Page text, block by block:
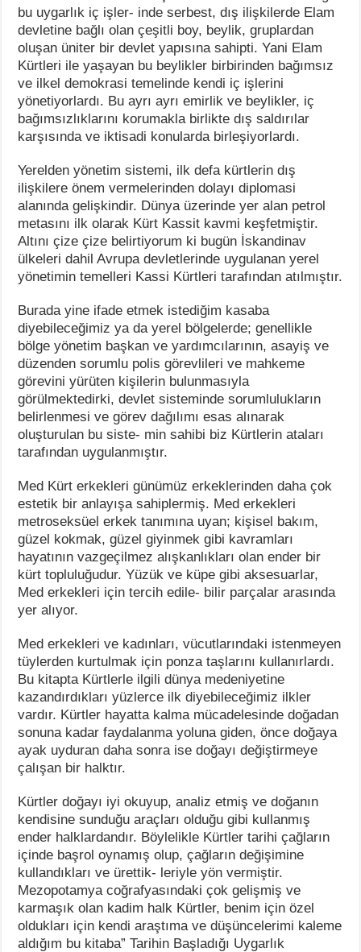
bu uygarlık iç işler- inde serbest, dış ilişkilerde Elam
devletine bağlı olan çeşitli boy, beylik, gruplardan
oluşan üniter bir devlet yapısına sahipti. Yani Elam
Kürtleri ile yaşayan bu beylikler birbirinden bağımsız
ve ilkel demokrasi temelinde kendi iç işlerini
yönetiyorlardı. Bu ayrı ayrı emirlik ve beylikler, iç
bağımsızlıklarını korumakla birlikte dış saldırılar
karşısında ve iktisadi konularda birleşiyorlardı.
Yerelden yönetim sistemi, ilk defa kürtlerin dış
ilişkilere önem vermelerinden dolayı diplomasi
alanında gelişkindir. Dünya üzerinde yer alan petrol
metasını ilk olarak Kürt Kassit kavmi keşfetmiştir.
Altını çize çize belirtiyorum ki bugün İskandinav
ülkeleri dahil Avrupa devletlerinde uygulanan yerel
yönetimin temelleri Kassi Kürtleri tarafından atılmıştır.
Burada yine ifade etmek istediğim kasaba
diyebileceğimiz ya da yerel bölgelerde; genellikle
bölge yönetim başkan ve yardımcılarının, asayiş ve
düzenden sorumlu polis görevlileri ve mahkeme
görevini yürüten kişilerin bulunmasıyla
görülmektedirki, devlet sisteminde sorumlulukların
belirlenmesi ve görev dağılımı esas alınarak
oluşturulan bu siste- min sahibi biz Kürtlerin ataları
tarafından uygulanmıştır.
Med Kürt erkekleri günümüz erkeklerinden daha çok
estetik bir anlayışa sahiplermiş. Med erkekleri
metroseksüel erkek tanımına uyan; kişisel bakım,
güzel kokmak, güzel giyinmek gibi kavramları
hayatının vazgeçilmez alışkanlıkları olan ender bir
kürt topluluğudur. Yüzük ve küpe gibi aksesuarlar,
Med erkekleri için tercih edile- bilir parçalar arasında
yer alıyor.
Med erkekleri ve kadınları, vücutlarındaki istenmeyen
tüylerden kurtulmak için ponza taşlarını kullanırlardı.
Bu kitapta Kürtlerle ilgili dünya medeniyetine
kazandırdıkları yüzlerce ilk diyebileceğimiz ilkler
vardır. Kürtler hayatta kalma mücadelesinde doğadan
sonuna kadar faydalanma yoluna giden, önce doğaya
ayak uyduran daha sonra ise doğayı değiştirmeye
çalışan bir halktır.
Kürtler doğayı iyi okuyup, analiz etmiş ve doğanın
kendisine sunduğu araçları olduğu gibi kullanmış
ender halklardandır. Böylelikle Kürtler tarihi çağların
içinde başrol oynamış olup, çağların değişimine
kullandıkları ve ürettik- leriyle yön vermiştir.
Mezopotamya coğrafyasındaki çok gelişmiş ve
karmaşık olan kadim halk Kürtler, benim için özel
oldukları için kendi araştıma ve düşüncelerimi kaleme
aldığım bu kitaba” Tarihin Başladığı Uygarlık